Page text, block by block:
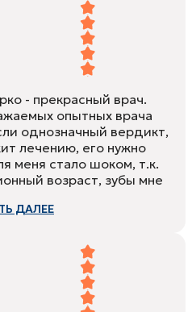
- прекрасный врач.
опытных врача
однозначный вердикт,
лечению, его нужно
меня стало шоком, т.к.
возраст, зубы мне
ДАЛЕЕ